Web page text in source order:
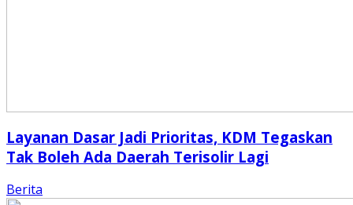
Layanan Dasar Jadi Prioritas, KDM Tegaskan
Tak Boleh Ada Daerah Terisolir Lagi
Berita